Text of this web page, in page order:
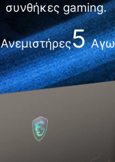
συνθήκες gaming.
Ανεμιστήρες5